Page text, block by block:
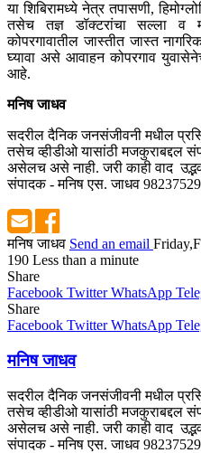
या शिबिरामध्ये नेत्र तपासणी,
तसेच तज्ञ डॉक्टरांचा सल्ला व
कोपरगावातील जास्तीत जास्त
घ्यावा असे आवाहन कोपरगाव
आहे.
मनिष जाधव
सदरील दैनिक जनसंजीवनी मधील
तसेच व्हीडीओ यासांठी मजकुराबद्दल
असेलच असे नाही. जरी काही वाद
संपादक - मनिष एस. जाधव
मनिष जाधव Send an email
190 Less than a minute
Share
Facebook Twitter WhatsApp
Share
Facebook Twitter WhatsApp
मनिष जाधव
सदरील दैनिक जनसंजीवनी मधील
तसेच व्हीडीओ यासांठी मजकुराबद्दल
असेलच असे नाही. जरी काही वाद
संपादक - मनिष एस. जाधव